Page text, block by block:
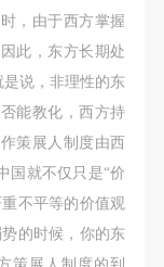
，由于西方掌握
此，东方长期处
说，非理性的东
能教化，西方持
策展人制度由西
国就不仅只是“价
不平等的价值观
的时候，你的东